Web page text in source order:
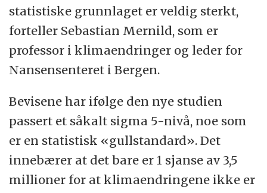
statistiske grunnlaget er veldig sterkt,
forteller Sebastian Mernild, som er
professor i klimaendringer og leder for
Nansensenteret i Bergen.
Bevisene har ifølge den nye studien
passert et såkalt sigma 5-nivå, noe som
er en statistisk «gullstandard». Det
innebærer at det bare er 1 sjanse av 3,5
millioner for at klimaendringene ikke er